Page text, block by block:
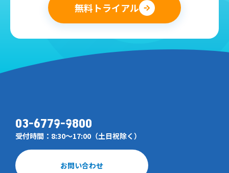
無料トライアル
お問い合わせ
03-6779-9800
受付時間：8:30～17:00（土日祝除く）